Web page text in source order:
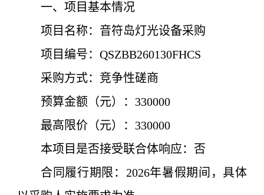
一、项目基本情况
项目名称： 音符岛灯光设备采购
项目编号： QSZBB260130FHCS
采购方式： 竞争性磋商
预算金额（元）： 330000
最高限价（元）： 330000
本项目是否接受联合体响应： 否
合同履行期限： 2026年暑假期间 ， 具体